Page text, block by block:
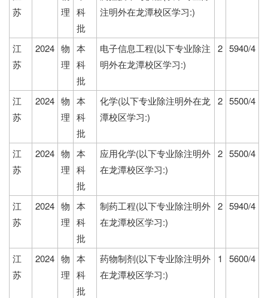
苏
理 科
批
注明外在龙潭校区学习:)
江
苏
2024 物
理
本
科
批
电子信息工程(以下专业除注
明外在龙潭校区学习:)
2 5940/4
江
苏
2024 物
理
本
科
批
化学(以下专业除注明外在龙
潭校区学习:)
2 5500/4
江
苏
2024 物
理
本
科
批
应用化学(以下专业除注明外
在龙潭校区学习:)
2 5500/4
江
苏
2024 物
理
本
科
批
制药工程(以下专业除注明外
在龙潭校区学习:)
2 5940/4
江
苏
2024 物
理
本
科
批
药物制剂(以下专业除注明外
在龙潭校区学习:)
1 5600/4